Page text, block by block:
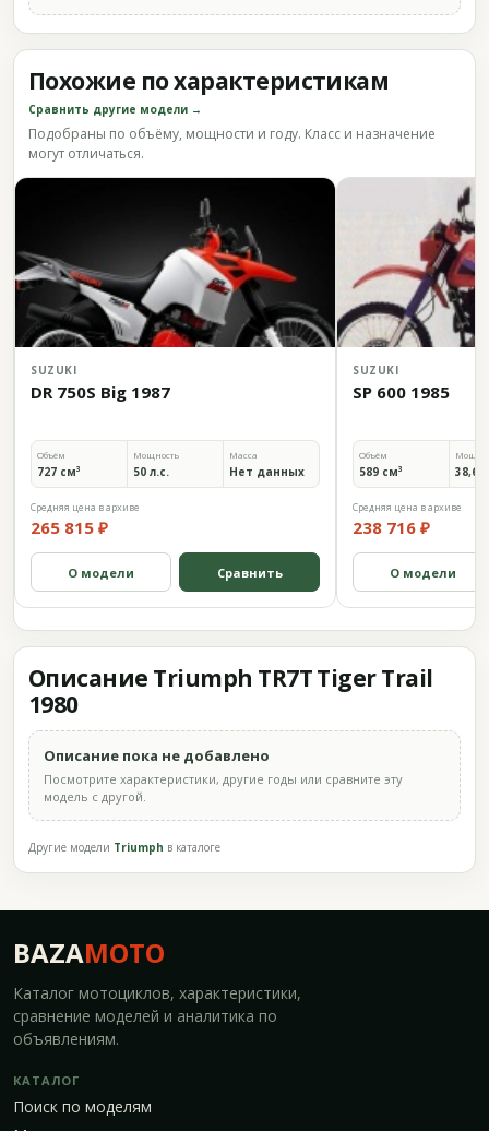
Похожие по характеристикам
Сравнить другие модели →
Подобраны по объёму, мощности и году. Класс и назначение
могут отличаться.
SUZUKI
DR 750S Big 1987
Объём
727 см³
Мощность
50 л.с.
Масса
Нет данных
Средняя цена в архиве
265 815 ₽
О модели Сравнить
SUZUKI
SP 600 1985
Объём
589 см³ 38,6
Средняя цена в архиве
238 716 ₽
О модели
Описание Triumph TR7T Tiger Trail
1980
Описание пока не добавлено
Посмотрите характеристики, другие годы или сравните эту
модель с другой.
Другие модели Triumph в каталоге
BAZAMOTO
Каталог мотоциклов, характеристики,
сравнение моделей и аналитика по
объявлениям.
КАТАЛОГ
Поиск по моделям